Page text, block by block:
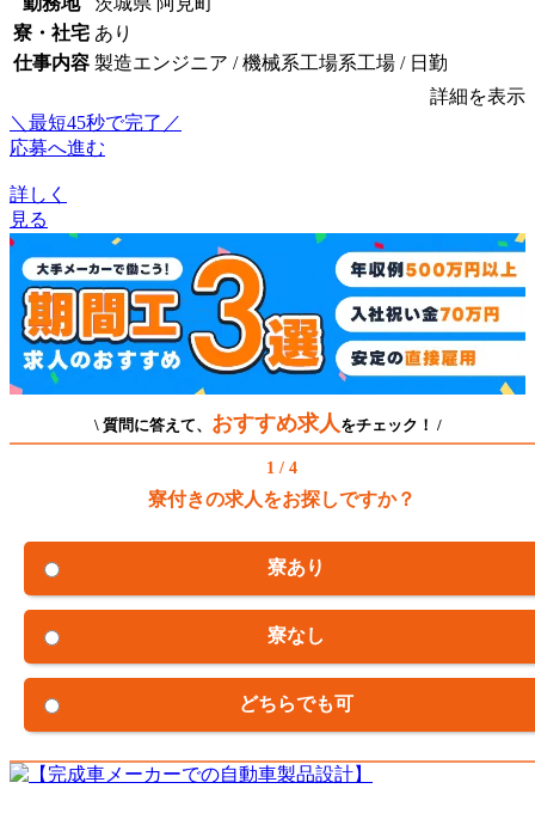
寮・社宅 あり
仕事内容 製造エンジニア / 機械系工場系工場 / 日勤
詳細を表示
＼最短45秒で完了／
応募へ進む
詳しく
見る
\ 質問に答えて、 おすすめ求人 をチェック！ /
1 / 4
寮付きの求人をお探しですか？
寮あり
寮なし
どちらでも可